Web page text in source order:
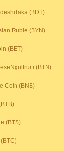
(BDT)
Ruble (BYN)
(BET)
(BTN)
Coin (BNB)
(BTS)
(BTC)